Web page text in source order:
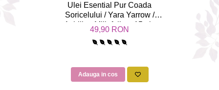
Ulei Esential Pur Coada
Soricelului / Yara Yarrow /
Achillea Millefolium 15ml -
Aromaterapie Sigura | nJoy
Nature
49,90 RON
Adauga in cos